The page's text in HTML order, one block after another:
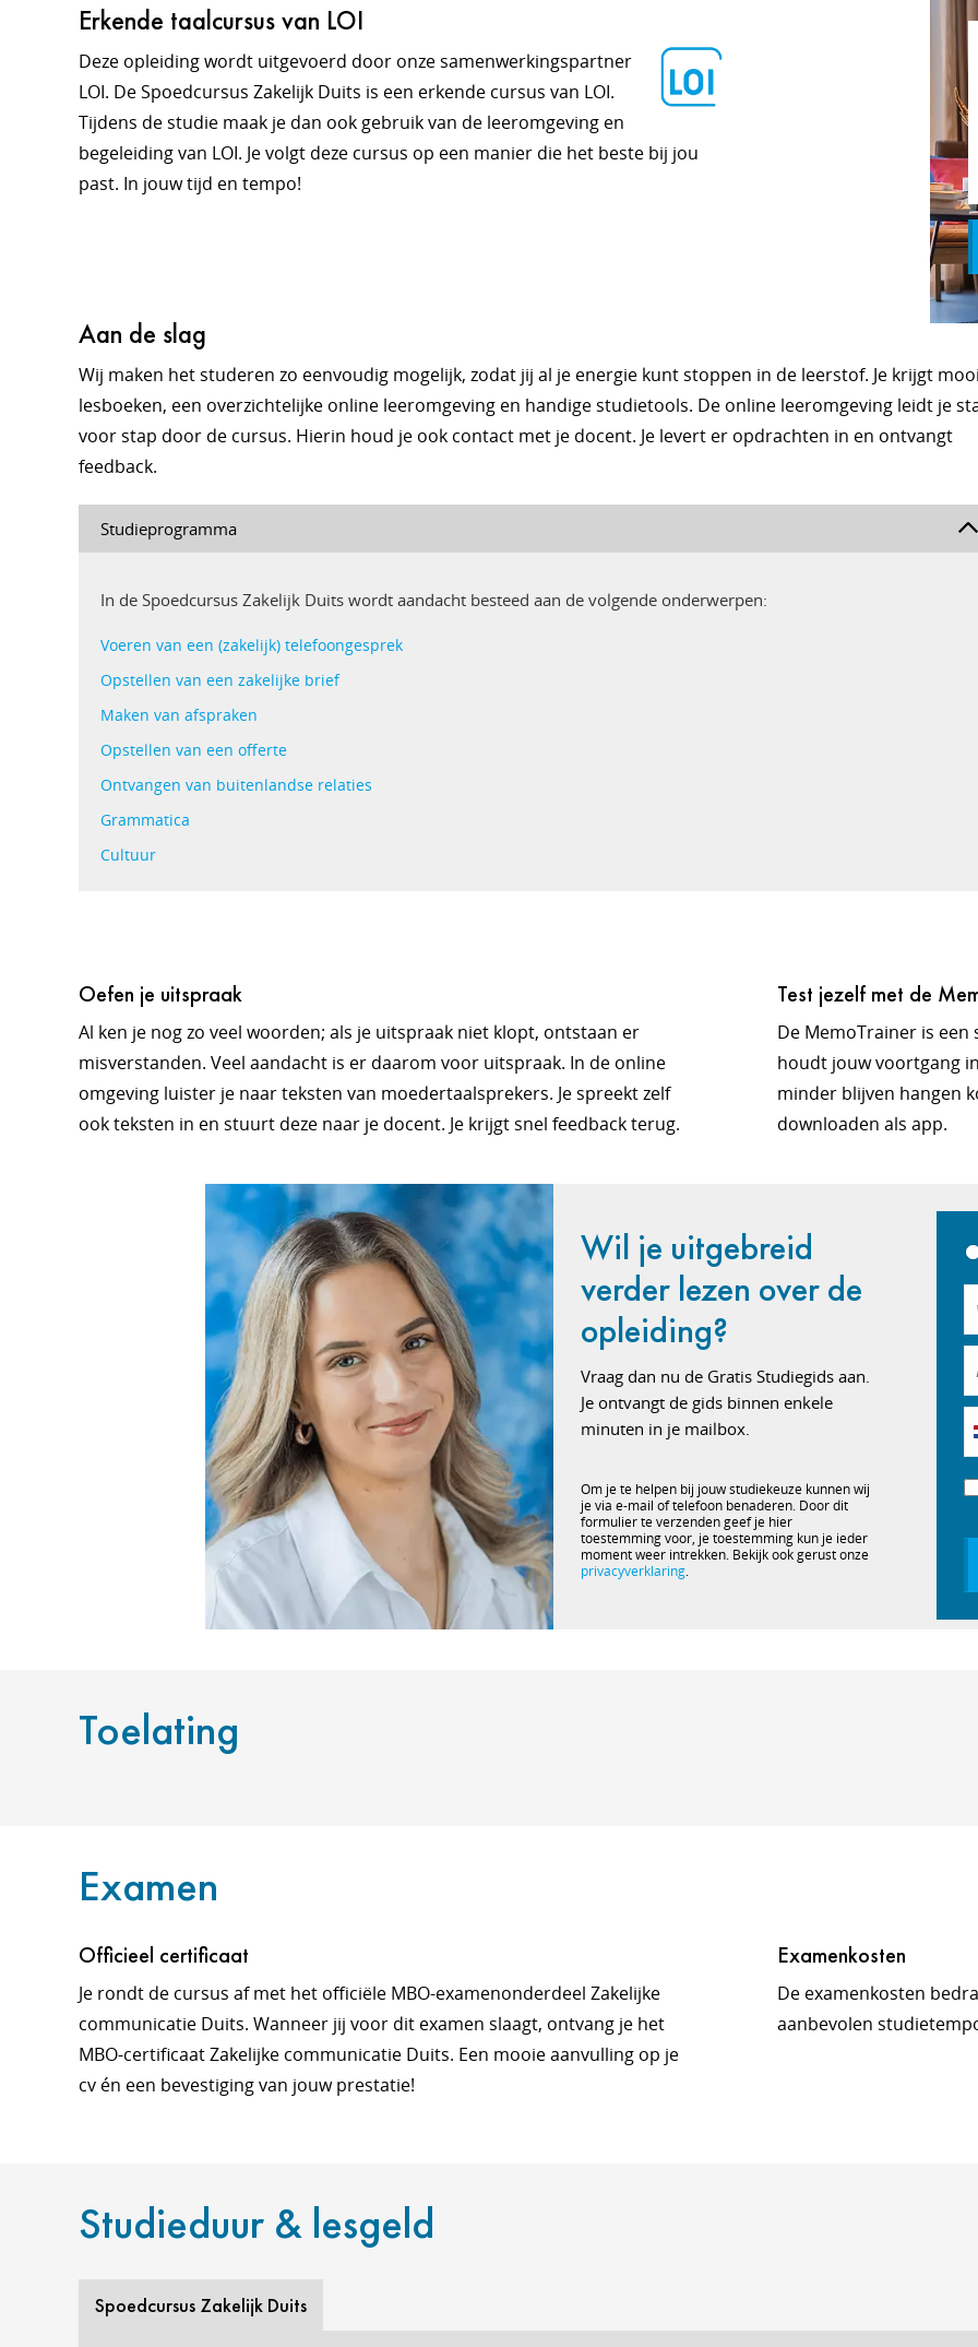
Erkende taalcursus van LOI
Deze opleiding wordt uitgevoerd door onze samenwerkingspartner
LOI. De Spoedcursus Zakelijk Duits is een erkende cursus van LOI.
Tijdens de studie maak je dan ook gebruik van de leeromgeving en
begeleiding van LOI. Je volgt deze cursus op een manier die het beste bij jou
past. In jouw tijd en tempo!
Aan de slag
Wij maken het studeren zo eenvoudig mogelijk, zodat jij al je energie kunt stoppen in de leerstof. Je krijgt
lesboeken, een overzichtelijke online leeromgeving en handige studietools. De online leeromgeving leidt je
voor stap door de cursus. Hierin houd je ook contact met je docent. Je levert er opdrachten in en ontvangt
feedback.
Studieprogramma
In de Spoedcursus Zakelijk Duits wordt aandacht besteed aan de volgende onderwerpen:
Voeren van een (zakelijk) telefoongesprek
Opstellen van een zakelijke brief
Maken van afspraken
Opstellen van een offerte
Ontvangen van buitenlandse relaties
Grammatica
Cultuur
Oefen je uitspraak
Al ken je nog zo veel woorden; als je uitspraak niet klopt, ontstaan er
misverstanden. Veel aandacht is er daarom voor uitspraak. In de online
omgeving luister je naar teksten van moedertaalsprekers. Je spreekt zelf
ook teksten in en stuurt deze naar je docent. Je krijgt snel feedback terug.
Test jezelf met de
De MemoTrainer is
houdt jouw voortgang
minder blijven hangen
downloaden als app.
Wil je uitgebreid
verder lezen over de
opleiding?
Vraag dan nu de Gratis Studiegids aan.
Je ontvangt de gids binnen enkele
minuten in je mailbox.
Om je te helpen bij jouw studiekeuze kunnen wij
je via e-mail of telefoon benaderen. Door dit
formulier te verzenden geef je hier
toestemming voor, je toestemming kun je ieder
moment weer intrekken. Bekijk ook gerust onze
privacyverklaring.
Toelating
Examen
Officieel certificaat
Je rondt de cursus af met het officiële MBO-examenonderdeel Zakelijke
communicatie Duits. Wanneer jij voor dit examen slaagt, ontvang je het
MBO-certificaat Zakelijke communicatie Duits. Een mooie aanvulling op je
cv én een bevestiging van jouw prestatie!
Examenkosten
De examenkosten
aanbevolen
Studieduur & lesgeld
Spoedcursus Zakelijk Duits